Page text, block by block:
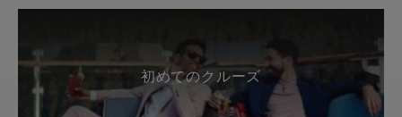
初めてのクルーズ